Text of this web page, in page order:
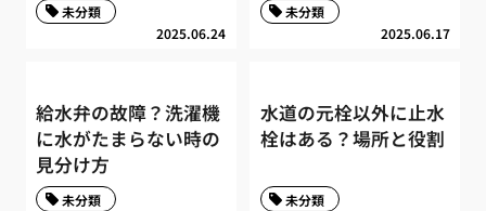
2025.06.24
未分類
2025.06.17
未分類
給水弁の故障？洗濯機
に水がたまらない時の
見分け方
未分類
水道の元栓以外に止水
栓はある？場所と役割
未分類